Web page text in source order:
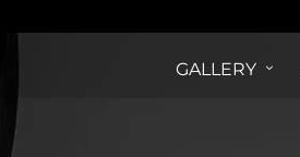
GALLERY